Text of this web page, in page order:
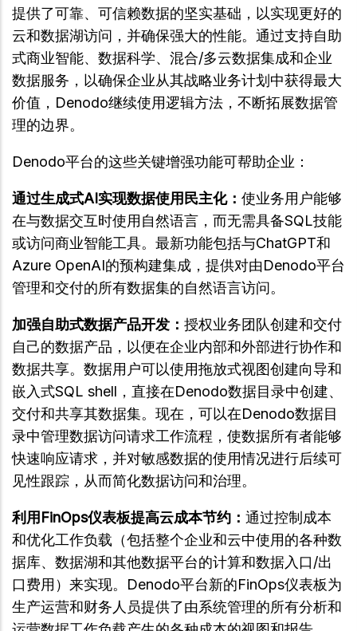
提供了可靠、可信赖数据的坚实基础，以实现更好的
云和数据湖访问，并确保强大的性能。通过支持自助
式商业智能、数据科学、混合/多云数据集成和企业
数据服务，以确保企业从其战略业务计划中获得最大
价值，Denodo继续使用逻辑方法，不断拓展数据管
理的边界。
Denodo平台的这些关键增强功能可帮助企业：
通过生成式AI实现数据使用民主化： 使业务用户能够
在与数据交互时使用自然语言，而无需具备SQL技能
或访问商业智能工具。最新功能包括与ChatGPT和
Azure OpenAI的预构建集成，提供对由Denodo平台
管理和交付的所有数据集的自然语言访问。
加强自助式数据产品开发： 授权业务团队创建和交付
自己的数据产品，以便在企业内部和外部进行协作和
数据共享。数据用户可以使用拖放式视图创建向导和
嵌入式SQL shell，直接在Denodo数据目录中创建、
交付和共享其数据集。现在，可以在Denodo数据目
录中管理数据访问请求工作流程，使数据所有者能够
快速响应请求，并对敏感数据的使用情况进行后续可
见性跟踪，从而简化数据访问和治理。
利用FinOps仪表板提高云成本节约： 通过控制成本
和优化工作负载（包括整个企业和云中使用的各种数
据库、数据湖和其他数据平台的计算和数据入口/出
口费用）来实现。Denodo平台新的FinOps仪表板为
生产运营和财务人员提供了由系统管理的所有分析和